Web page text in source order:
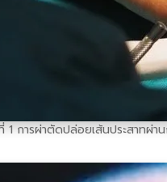
1 การผ่าตัดปล่อยเส้นประสาทผ่